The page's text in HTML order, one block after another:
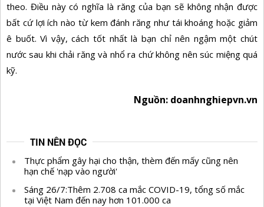
theo. Điều này có nghĩa là răng của bạn sẽ không nhận được
bất cứ lợi ích nào từ kem đánh răng như tái khoáng hoặc giảm
ê buốt. Vì vậy, cách tốt nhất là bạn chỉ nên ngậm một chút
nước sau khi chải răng và nhổ ra chứ không nên súc miệng quá
kỹ.
Nguồn: doanhnghiepvn.vn
TIN NÊN ĐỌC
Thực phẩm gây hại cho thận, thèm đến mấy cũng nên
hạn chế 'nạp vào người'
Sáng 26/7:Thêm 2.708 ca mắc COVID-19, tổng số mắc
tại Việt Nam đến nay hơn 101.000 ca